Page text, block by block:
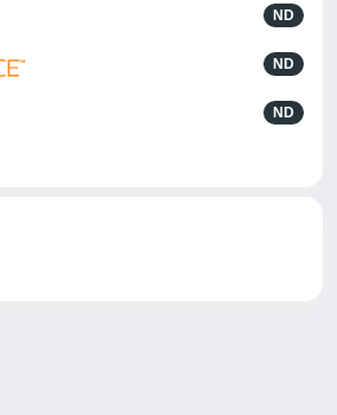
ND
ND
ND